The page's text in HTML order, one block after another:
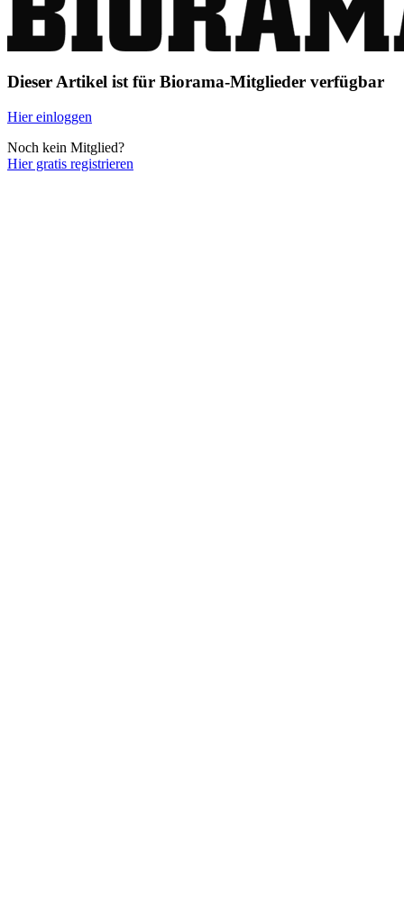
Dieser Artikel ist für Biorama-Mitglieder verfügbar
Hier einloggen
Noch kein Mitglied?
Hier gratis registrieren